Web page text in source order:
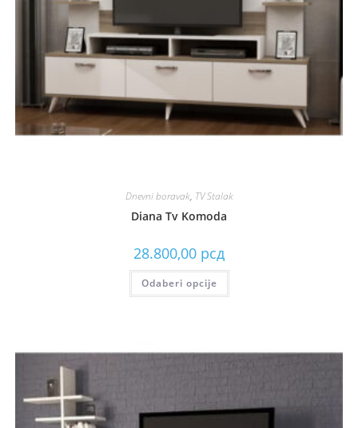
Dnevni boravak, TV Stalak
Diana Tv Komoda
28.800,00 рсд
Odaberi opcije